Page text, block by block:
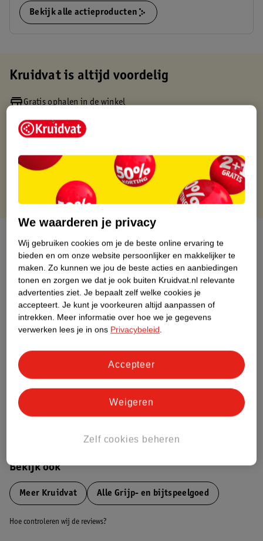
Bekijk alle actieproducten
Kruidvat is altijd voordelig
Gratis ophalen in de winkel
Gratis thuisbezorgd vanaf 50.00
Gratis punten met je Kruidvat kaart
Over dit product
Productinformatie
Etiketinformatie
Nature Impact Score
Dit product heeft (nog) geen Nature
Impact Score.
Bekijk ook
Meer Kruidvat Alle Grijp- en bijtspeelgoed
Hoe controleren wij de reviews?
We waarderen je privacy
Wij gebruiken cookies om je de beste online ervaring te
bieden en om onze website persoonlijker en makkelijker te
maken. Zo kunnen we jou de beste acties en aanbiedingen
tonen en zorgen we dat je ook buiten Kruidvat.nl relevante
advertenties ziet. Je bepaalt zelf welke cookies je
accepteert. Je kunt je voorkeuren altijd aanpassen of
intrekken. Meer informatie over hoe we je gegevens
verwerken lees je in ons Privacybeleid.
Zelf cookies beheren
Weigeren
Accepteer